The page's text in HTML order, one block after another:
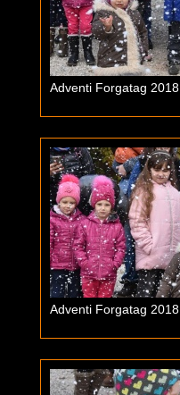
Adventi Forgatag 2018.
Adventi Forgatag 2018.